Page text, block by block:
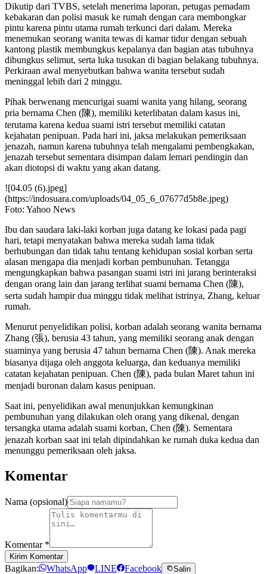
Dikutip dari TVBS, setelah menerima laporan, petugas pemadam
kebakaran dan polisi masuk ke rumah dengan cara membongkar
pintu karena pintu utama rumah terkunci dari dalam. Mereka
menemukan seorang wanita tewas di kamar tidur dengan sebuah
kantong plastik membungkus kepalanya dan bagian atas tubuhnya
dibungkus selimut, serta luka tusukan di bagian belakang tubuhnya.
Perkiraan awal menyebutkan bahwa wanita tersebut sudah
meninggal lebih dari 2 minggu.
Pihak berwenang mencurigai suami wanita yang hilang, seorang
pria bernama Chen (陳), memiliki keterlibatan dalam kasus ini,
terutama karena kedua suami istri tersebut memiliki catatan
kejahatan penipuan. Pada hari ini, jaksa melakukan pemeriksaan
jenazah, namun karena tubuhnya telah mengalami pembengkakan,
jenazah tersebut sementara disimpan dalam lemari pendingin dan
akan diotopsi di waktu yang akan datang.
![04.05 (6).jpeg]
(https://indosuara.com/uploads/04_05_6_07677d5b8e.jpeg)
Foto: Yahoo News
Ibu dan saudara laki-laki korban juga datang ke lokasi pada pagi
hari, tetapi menyatakan bahwa mereka sudah lama tidak
berhubungan dan tidak tahu tentang kehidupan sosial korban serta
alasan mengapa dia menjadi korban pembunuhan. Tetangga
mengungkapkan bahwa pasangan suami istri ini jarang berinteraksi
dengan orang lain dan jarang terlihat suami bernama Chen (陳),
serta sudah hampir dua minggu tidak melihat istrinya, Zhang, keluar
rumah.
Menurut penyelidikan polisi, korban adalah seorang wanita bernama
Zhang (張), berusia 43 tahun, yang memiliki seorang anak dengan
suaminya yang berusia 47 tahun bernama Chen (陳). Anak mereka
biasanya dijaga oleh anggota keluarga, dan keduanya memiliki
catatan kejahatan penipuan. Chen (陳), pada bulan Maret tahun ini
menjadi buronan dalam kasus penipuan.
Saat ini, penyelidikan awal menunjukkan kemungkinan
pembunuhan yang dilakukan oleh orang yang dikenal, dengan
tersangka utama adalah suami korban, Chen (陳). Sementara
jenazah korban saat ini telah dipindahkan ke rumah duka kedua dan
menunggu pemeriksaan oleh jaksa.
Komentar
Nama (opsional)
Komentar *
Kirim Komentar
Bagikan: WhatsApp LINE Facebook Salin